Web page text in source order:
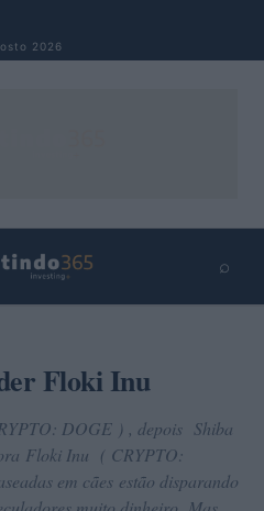
2026
⌕
Floki Inu
DOGE ) , depois Shiba
Floki Inu ( CRYPTO:
em cães estão disparando